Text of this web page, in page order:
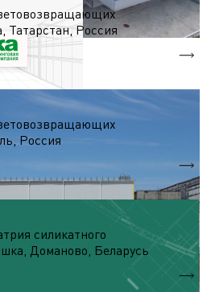
Татарстан, Россия
Россия
силикатного
Доманово, Беларусь